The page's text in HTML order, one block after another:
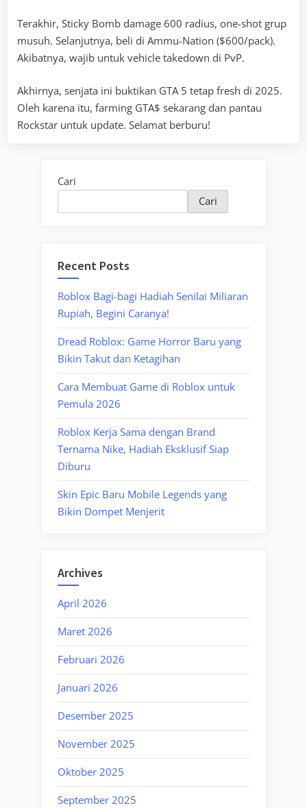
Terakhir, Sticky Bomb damage 600 radius, one-shot grup
musuh. Selanjutnya, beli di Ammu-Nation ($600/pack).
Akibatnya, wajib untuk vehicle takedown di PvP.
Akhirnya, senjata ini buktikan GTA 5 tetap fresh di 2025.
Oleh karena itu, farming GTA$ sekarang dan pantau
Rockstar untuk update. Selamat berburu!
Cari
Cari
Recent Posts
Roblox Bagi-bagi Hadiah Senilai Miliaran
Rupiah, Begini Caranya!
Dread Roblox: Game Horror Baru yang
Bikin Takut dan Ketagihan
Cara Membuat Game di Roblox untuk
Pemula 2026
Roblox Kerja Sama dengan Brand
Ternama Nike, Hadiah Eksklusif Siap
Diburu
Skin Epic Baru Mobile Legends yang
Bikin Dompet Menjerit
Archives
April 2026
Maret 2026
Februari 2026
Januari 2026
Desember 2025
November 2025
Oktober 2025
September 2025